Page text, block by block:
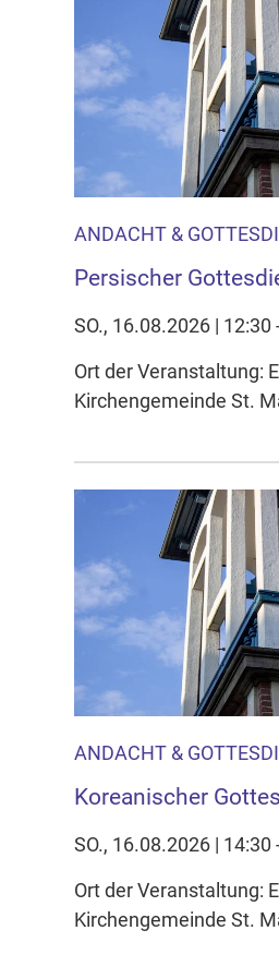
ANDACHT &
Persischer
SO., 16.08.2026 | 12:30
Ort der Veranstaltung:
Kirchengemeinde St.
ANDACHT &
Koreanischer
SO., 16.08.2026 | 14:30
Ort der Veranstaltung:
Kirchengemeinde St.